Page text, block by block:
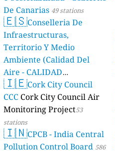
De Canarias 49 stations
🇪🇸Conselleria De
Infraestructuras,
Territorio Y Medio
Ambiente (Calidad Del
Aire - CALIDAD
AMBIENTAL) 23 stations
🇮🇪Cork City Council
CCC Cork City Council Air
Monitoring Project53
stations
🇮🇳CPCB - India Central
Pollution Control Board 586